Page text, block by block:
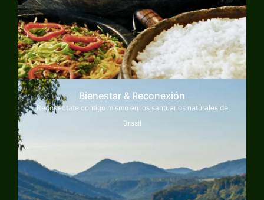
Bienestar & Reconexión
Reconéctate contigo mismo en los santuarios naturales de
Brasil
Explorar